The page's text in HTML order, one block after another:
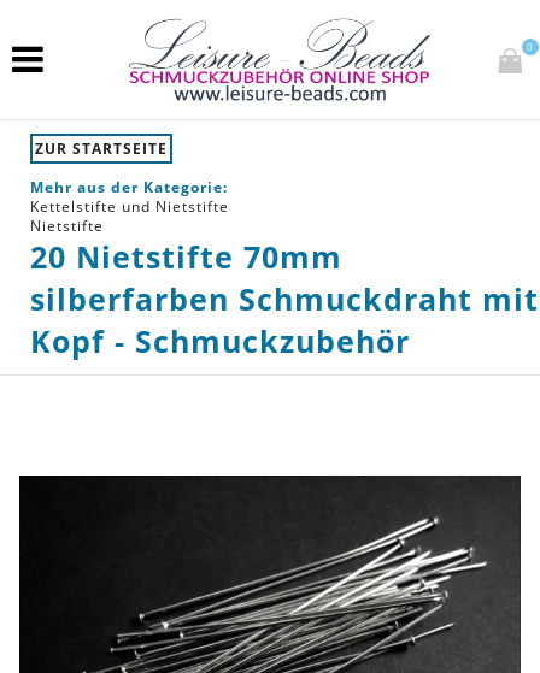
0
ZUR STARTSEITE
Mehr aus der Kategorie:
Kettelstifte und Nietstifte
Nietstifte
20 Nietstifte 70mm
silberfarben Schmuckdraht mit
Kopf - Schmuckzubehör